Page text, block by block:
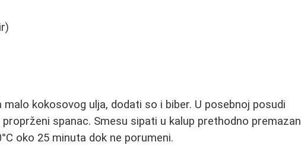
malo kokosovog ulja, dodati so i biber. U posebnoj posudi
spanac. Smesu sipati u kalup prethodno premazan
oko 25 minuta dok ne porumeni.